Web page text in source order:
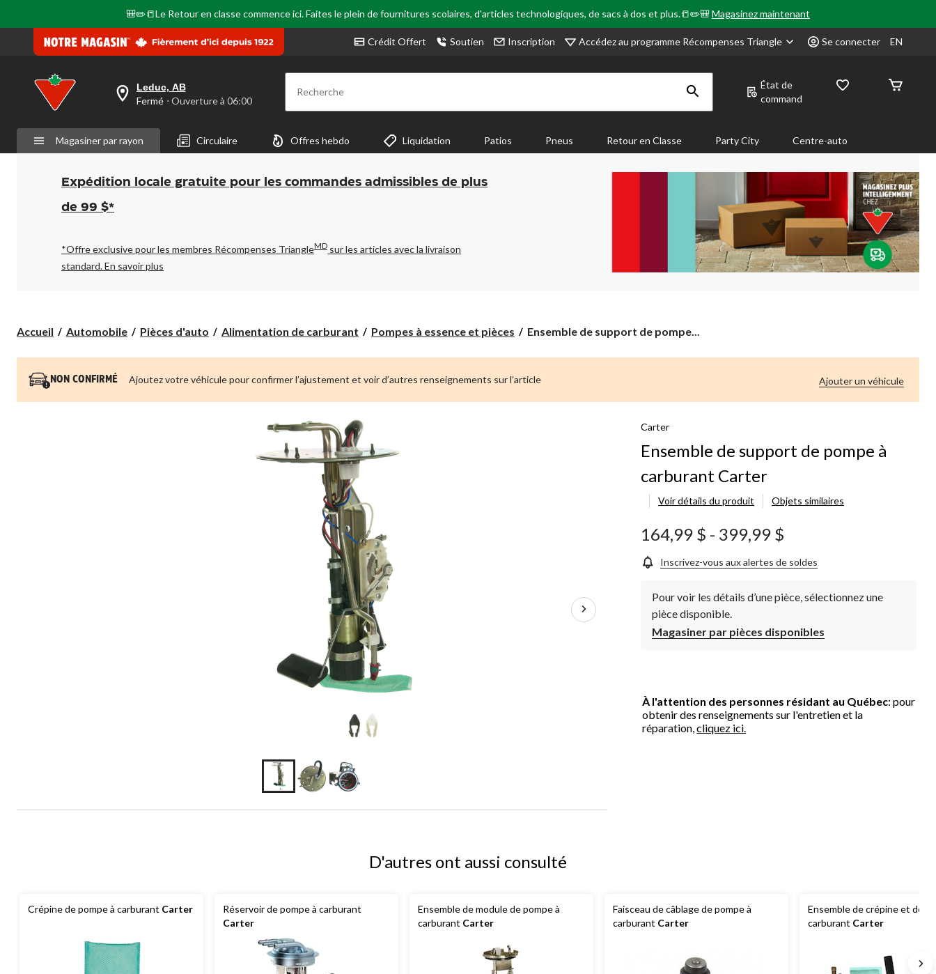
🎒✏️📒Le Retour en classe commence ici. Faites le plein de fournitures scolaires, d'articles technologiques, de sacs à dos et plus.📒✏️🎒Magasinez maintenant
Crédit Offert Soutien Inscription Accédez au programme Récompenses Triangle Se connecter EN
votre
est
Leduc,
AB,
Fermé,
Ouverture
à
pour
changer
Leduc, AB
Fermé ⋅ Ouverture à 06:00 Recherche
État de
command
Magasiner par rayon Circulaire Offres hebdo Liquidation Patios Pneus Retour en Classe Party City Centre-auto
Expédition locale gratuite pour les commandes admissibles de plus
de 99 $*
*Offre exclusive pour les membres Récompenses TriangleMD sur les articles avec la livraison
standard.En savoir plus
Accueil Automobile Pièces d'auto Alimentation de carburant Pompes à essence et pièces
Ensemble
support
pompe
Ensemble de support de pompe...
NON CONFIRMÉ Ajoutez votre véhicule pour confirmer l’ajustement et voir d’autres renseignements sur l’article Ajouter un véhicule
Carter
Ensemble de support de pompe à
carburant Carter
Voir détails du produit Objets similaires
164,99 $ - 399,99 $
Inscrivez-vous aux alertes de soldes
Pour voir les détails d’une pièce, sélectionnez une
pièce disponible.
Magasiner par pièces disponibles
À l'attention des personnes résidant au Québec: pour
obtenir des renseignements sur l'entretien et la
réparation,cliquez ici.
D'autres ont aussi consulté
Crépine de pompe à carburant Carter
Réservoir de pompe à carburant
Carter
Ensemble de module de pompe à
carburant Carter
Faisceau de câblage de pompe à
carburant Carter
Ensemble de crépine et de
carburant Carter